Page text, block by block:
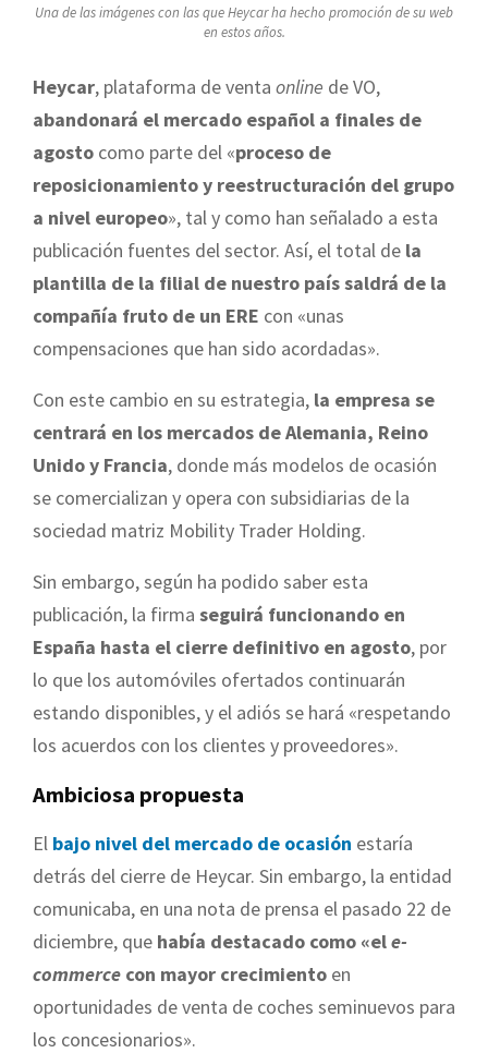
Una de las imágenes con las que Heycar ha hecho promoción de su web
en estos años.
Heycar, plataforma de venta online de VO,
abandonará el mercado español a finales de
agosto como parte del «proceso de
reposicionamiento y reestructuración del grupo
a nivel europeo», tal y como han señalado a esta
publicación fuentes del sector. Así, el total de la
plantilla de la filial de nuestro país saldrá de la
compañía fruto de un ERE con «unas
compensaciones que han sido acordadas».
Con este cambio en su estrategia, la empresa se
centrará en los mercados de Alemania, Reino
Unido y Francia, donde más modelos de ocasión
se comercializan y opera con subsidiarias de la
sociedad matriz Mobility Trader Holding.
Sin embargo, según ha podido saber esta
publicación, la firma seguirá funcionando en
España hasta el cierre definitivo en agosto, por
lo que los automóviles ofertados continuarán
estando disponibles, y el adiós se hará «respetando
los acuerdos con los clientes y proveedores».
Ambiciosa propuesta
El bajo nivel del mercado de ocasión estaría
detrás del cierre de Heycar. Sin embargo, la entidad
comunicaba, en una nota de prensa el pasado 22 de
diciembre, que había destacado como «ele-
commerce con mayor crecimiento en
oportunidades de venta de coches seminuevos para
los concesionarios».